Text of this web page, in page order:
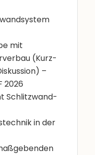
mit
(Kurz-
–
2026
Schlitzwand-
in der